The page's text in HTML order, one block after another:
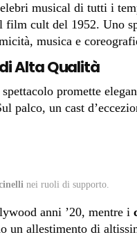
musical di tutti i
film cult del 1952. Uno
musica e
Alta Qualità
promette
palco, un cast
nei ruoli di supporto.
anni ’20, mentre i
un allestimento di